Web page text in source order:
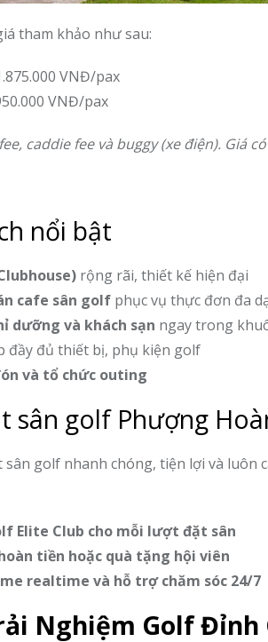
tham khảo như sau:
VNĐ/pax
VNĐ/pax
caddie fee và buggy (xe điện).
nổi bật
rộng rãi, thiết kế hiện đại
cafe sân golf phục vụ thực đơn đa
dưỡng và khách sạn ngay trong
đầy đủ thiết bị, phụ kiện golf
và tổ chức outing
sân golf Phượng
golf nhanh chóng, tiện lợi và
Elite Club cho mỗi lượt đặt sân
tiền hoặc quà tặng hội viên
realtime và hỗ trợ chăm sóc 24/7
Nghiệm Golf Đỉnh